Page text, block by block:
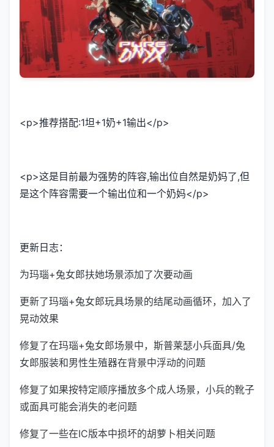
<p>推荐搭配:1坦+1奶+1输出</p>
<p>这是目前最为强势的阵容,输出位自然是奶妈了,但
是这个阵容需要一个输出位和一个奶妈</p>
更新日志：
为玛瑙+兔女郎扶她场景添加了次要动画
更新了玛瑙+兔女郎玩具场景的结尾动画循环，加入了
晃动效果
修复了在玛瑙+兔女郎场景中，斯普莱瑟小兵面具/兔
女郎服装和男性生殖器在背景中浮动的问题
修复了如果按特定顺序播放多个成人场景，小兵的靴子
或面具可能会消失的老问题
修复了一些在IC版本中损坏的胡萝卜相关问题